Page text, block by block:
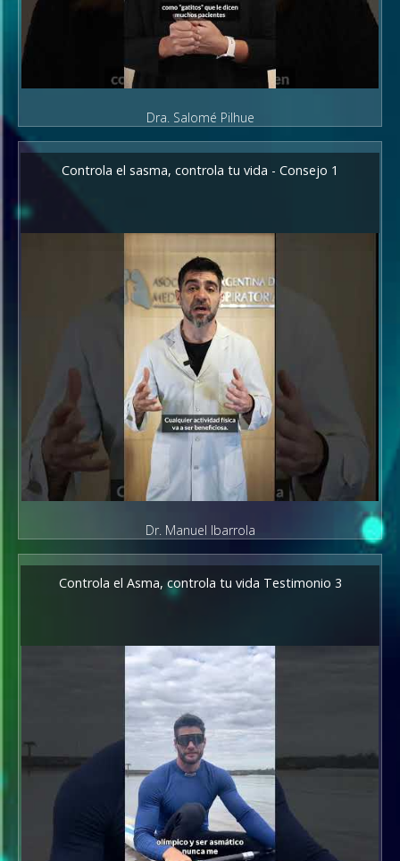
Dra. Salomé Pilhue
Controla el sasma, controla tu vida - Consejo 1
Dr. Manuel Ibarrola
Controla el Asma, controla tu vida Testimonio 3